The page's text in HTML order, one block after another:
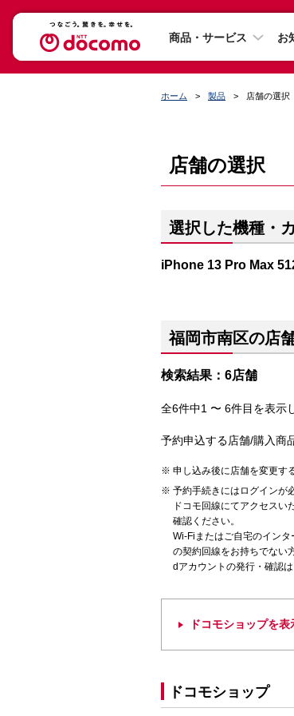
商品・サービス お
ホーム 製品 店舗の選択
店舗の選択
選択した機種・
iPhone 13 Pro Max
福岡市南区の店
検索結果：6店舗
全6件中1 〜 6件目を表示
予約申込する店舗/購入商
申し込み後に店舗を変更す
予約手続きにはログインが
ドコモ回線にてアクセス
確認ください。
Wi-Fiまたはご自宅のイン
の契約回線をお持ちでない
dアカウントの発行・確認は
ドコモショップを表
ドコモショップ